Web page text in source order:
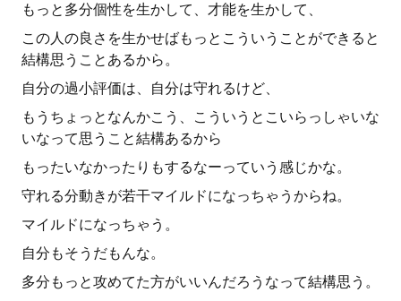
もっと多分個性を生かして、才能を生かして、
この人の良さを生かせばもっとこういうことができると
結構思うことあるから。
自分の過小評価は、自分は守れるけど、
もうちょっとなんかこう、こういうとこいらっしゃいな
いなって思うこと結構あるから
もったいなかったりもするなーっていう感じかな。
守れる分動きが若干マイルドになっちゃうからね。
マイルドになっちゃう。
自分もそうだもんな。
多分もっと攻めてた方がいいんだろうなって結構思う。